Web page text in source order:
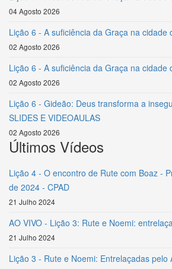
04 Agosto 2026
Lição 6 - A suficiência da Graça na cidade
02 Agosto 2026
Lição 6 - A suficiência da Graça na cidade
02 Agosto 2026
Lição 6 - Gideão: Deus transforma a
SLIDES E VIDEOAULAS
02 Agosto 2026
Últimos Vídeos
Lição 4 - O encontro de Rute com Boaz -
de 2024 - CPAD
21 Julho 2024
AO VIVO - Lição 3: Rute e Noemi:
21 Julho 2024
Lição 3 - Rute e Noemi: Entrelaçadas pelo